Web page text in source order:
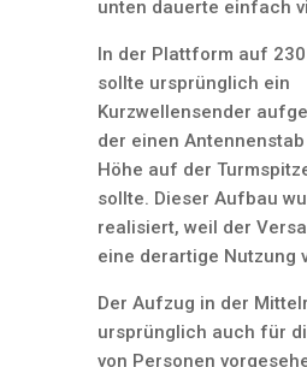
unten dauerte einfach
In der Plattform auf
sollte ursprünglich ein
Kurzwellensender
der einen
Höhe auf der
sollte. Dieser Aufbau
realisiert, weil der
eine derartige Nutzung
Der Aufzug in der
ursprünglich auch für
von Personen